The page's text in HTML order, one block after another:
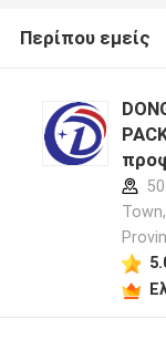
Περίπου εμείς